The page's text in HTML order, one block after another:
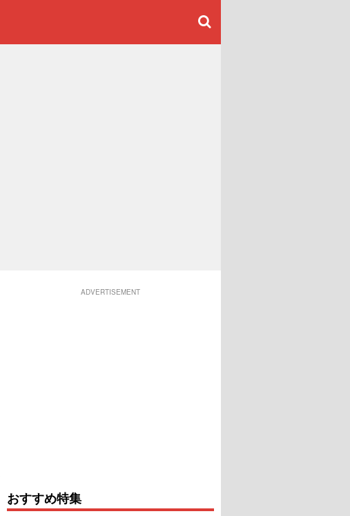
ADVERTISEMENT
おすすめ特集